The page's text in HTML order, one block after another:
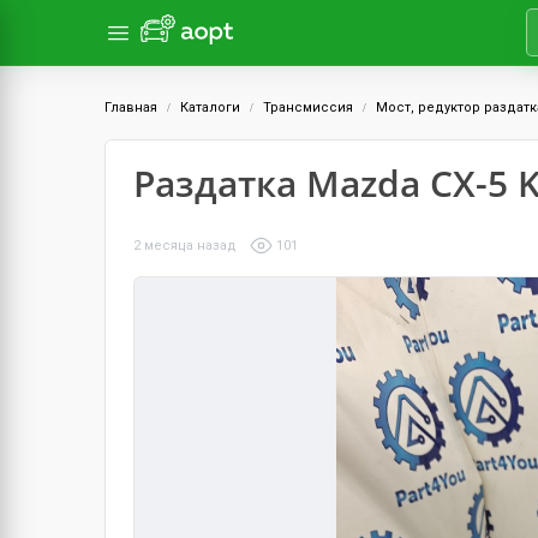
Главная Каталоги Трансмиссия Мост, редуктор
Раздатка Mazda CX-5
2 месяца назад 101